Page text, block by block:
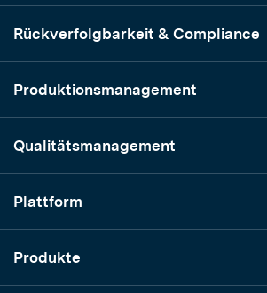
Rückverfolgbarkeit & Compliance
Produktionsmanagement
Qualitätsmanagement
Plattform
Produkte